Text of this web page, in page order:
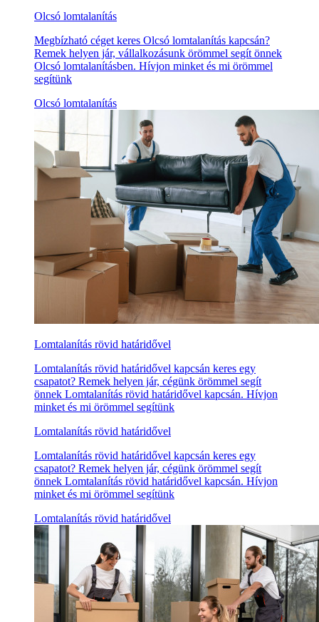
Olcsó lomtalanítás
Megbízható céget keres Olcsó lomtalanítás kapcsán?
Remek helyen jár, vállalkozásunk örömmel segít önnek
Olcsó lomtalanításben. Hívjon minket és mi örömmel
segítünk
Olcsó lomtalanítás
Lomtalanítás rövid határidővel
Lomtalanítás rövid határidővel kapcsán keres egy
csapatot? Remek helyen jár, cégünk örömmel segít
önnek Lomtalanítás rövid határidővel kapcsán. Hívjon
minket és mi örömmel segítünk
Lomtalanítás rövid határidővel
Lomtalanítás rövid határidővel kapcsán keres egy
csapatot? Remek helyen jár, cégünk örömmel segít
önnek Lomtalanítás rövid határidővel kapcsán. Hívjon
minket és mi örömmel segítünk
Lomtalanítás rövid határidővel